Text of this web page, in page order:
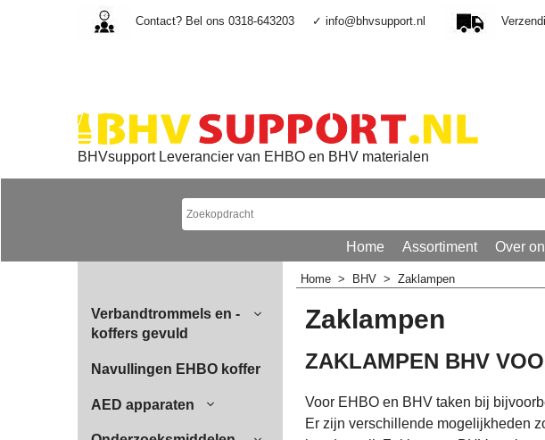
Contact? Bel ons 0318-643203 ✓ info@bhvsupport.nl
BHVsupport Leverancier van EHBO en BHV materialen
Home Assortiment Over
Verbandtrommels en -
koffers gevuld
Navullingen EHBO koffer
AED apparaten
Home > BHV > Zaklampen
Zaklampen
ZAKLAMPEN BHV
Voor EHBO en BHV taken bij
Er zijn verschillende mogelijkheden